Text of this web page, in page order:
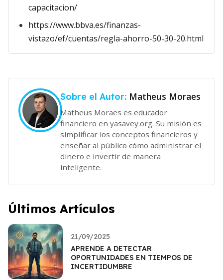
capacitacion/
https://www.bbva.es/finanzas-
vistazo/ef/cuentas/regla-ahorro-50-30-20.html
Sobre el Autor: Matheus Moraes
Matheus Moraes es educador
financiero en yasavey.org. Su misión es
simplificar los conceptos financieros y
enseñar al público cómo administrar el
dinero e invertir de manera
inteligente.
Últimos Artículos
21/09/2025
APRENDE A DETECTAR
OPORTUNIDADES EN TIEMPOS DE
INCERTIDUMBRE